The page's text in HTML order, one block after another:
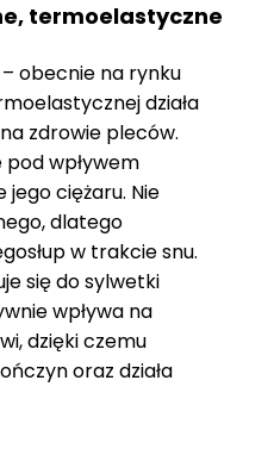
termoelastyczne
– obecnie na rynku
działa
zdrowie pleców.
wpływem
jego ciężaru. Nie
dlatego
w trakcie snu.
się do sylwetki
wpływa na
dzięki czemu
oraz działa